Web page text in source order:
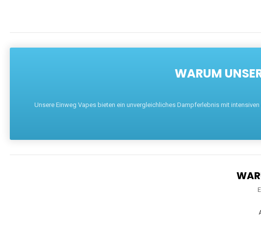
WARUM
Unsere Einweg Vapes bieten ein unvergleichliches Dampferlebnis mit